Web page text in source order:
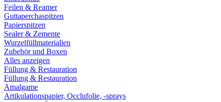
Feilen & Reamer
Guttaperchaspitzen
Papierspitzen
Sealer & Zemente
Wurzelfüllmaterialien
Zubehör und Boxen
Alles anzeigen
Füllung & Restauration
Füllung & Restauration
Amalgame
Artikulationspapier, Occlufolie, -sprays